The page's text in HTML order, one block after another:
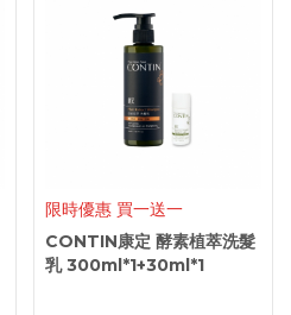
限時優惠 買一送一
CONTIN康定 酵素植萃洗髮
乳 300ml*1+30ml*1